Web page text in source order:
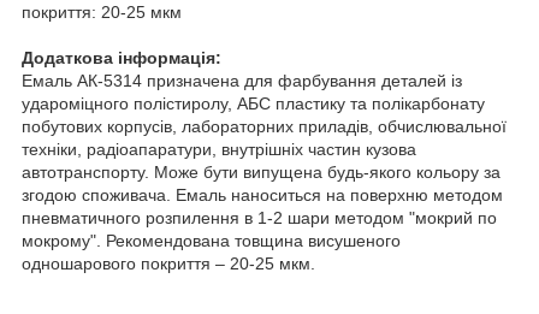
покриття: 20-25 мкм
Додаткова інформація:
Емаль АК-5314 призначена для фарбування деталей із
удароміцного полістиролу, АБС пластику та полікарбонату
побутових корпусів, лабораторних приладів, обчислювальної
техніки, радіоапаратури, внутрішніх частин кузова
автотранспорту. Може бути випущена будь-якого кольору за
згодою споживача. Емаль наноситься на поверхню методом
пневматичного розпилення в 1-2 шари методом "мокрий по
мокрому". Рекомендована товщина висушеного
одношарового покриття – 20-25 мкм.